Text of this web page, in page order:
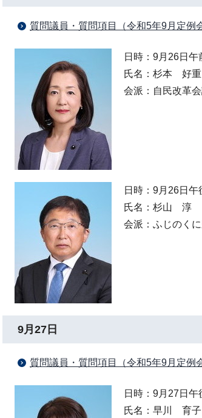
質問議員・質問項目（令和5年9月定例
日時：9月26日午
氏名：杉本 好重
会派：自民改革
日時：9月26日午
氏名：杉山 淳
会派：ふじのく
9月27日
質問議員・質問項目（令和5年9月定例
日時：9月27日午
氏名：早川 育子